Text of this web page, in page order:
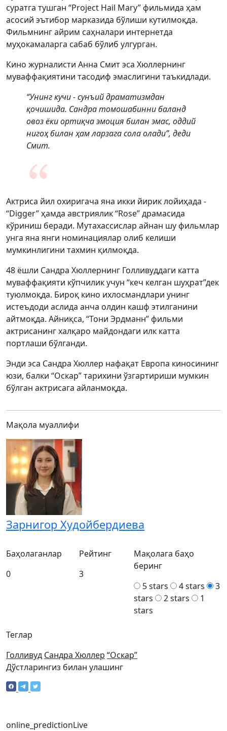
суратга тушган “Project Hail Mary” фильмида ҳам
асосий эътибор марказида бўлиши кутилмоқда.
Фильмнинг айрим саҳналари интернетда
муҳокамаларга сабаб бўлиб улгурган.
Кино журналисти Анна Смит эса Хюллернинг
муваффақиятини тасодиф эмаслигини таъкидлади.
“Унинг кучи - сунъий драматизмдан
қочишида. Сандра томошабинни баланд
овоз ёки ортиқча эмоция билан эмас, оддий
нигоҳ билан ҳам ларзага сола олади”, деди
Смит.
Актриса йил охиригача яна икки йирик лойиҳада -
“Digger” ҳамда австриялик “Rose” драмасида
кўриниш беради. Мутахассислар айнан шу фильмлар
унга яна янги номинациялар олиб келиши
мумкинлигини тахмин қилмоқда.
48 ёшли Сандра Хюллернинг Голливуддаги катта
муваффақияти кўпчилик учун “кеч келган шуҳрат”дек
туюлмоқда. Бироқ кино ихлосмандлари унинг
истеъдоди аслида анча олдин кашф этилганини
айтмоқда. Айниқса, “Тони Эрдманн” фильми
актрисанинг халқаро майдондаги илк катта
портлаши бўлганди.
Энди эса Сандра Хюллер нафақат Европа киносининг
юзи, балки “Оскар” тарихини ўзгартириши мумкин
бўлган актрисага айланмоқда.
Мақола муаллифи
Зарнигор Худойбердиева
Теглар
Голливуд Сандра Хюллер “Оскар”
Баҳолаганлар
0
Рейтинг
3
Мақолага баҳо
беринг
5 stars
4 stars
3
stars
2 stars
1
stars
Дўстларингиз билан улашинг
online_predictionLive